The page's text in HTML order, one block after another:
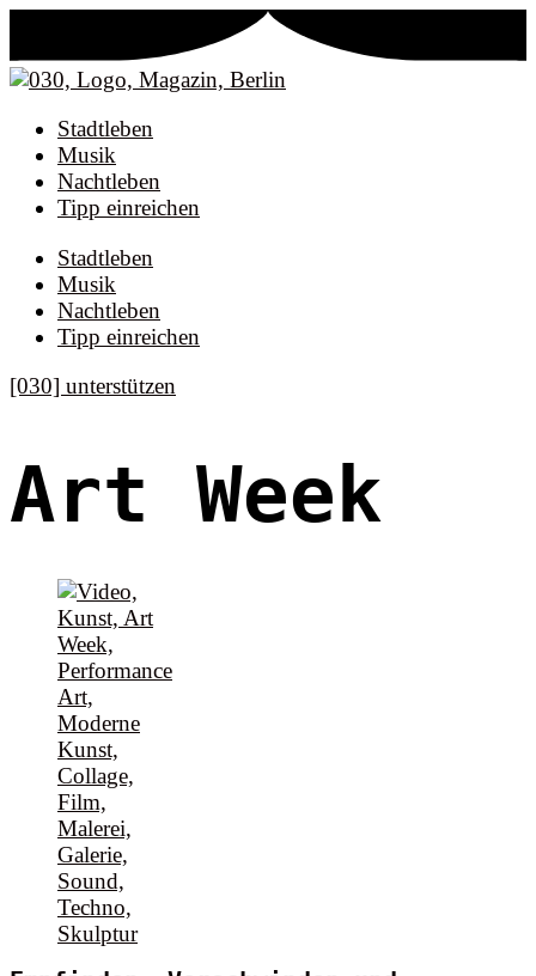
Stadtleben
Musik
Nachtleben
Tipp einreichen
Stadtleben
Musik
Nachtleben
Tipp einreichen
[030] unterstützen
Art Week